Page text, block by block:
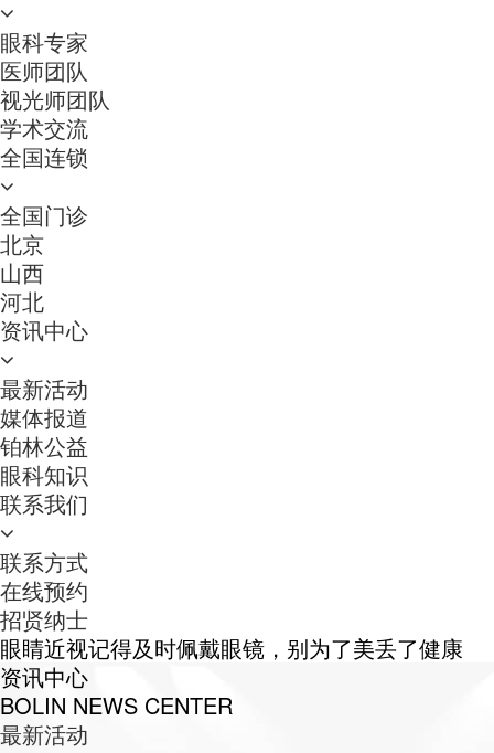
眼科专家
医师团队
视光师团队
学术交流
全国连锁
全国门诊
北京
山西
河北
资讯中心
最新活动
媒体报道
铂林公益
眼科知识
联系我们
联系方式
在线预约
招贤纳士
眼睛近视记得及时佩戴眼镜，别为了美丢了健康
资讯中心
BOLIN NEWS CENTER
最新活动